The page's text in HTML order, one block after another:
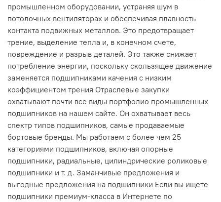
промышленном оборудовании, устраняя шум в
потолочных вентиляторах и обеспечивая плавность
контакта подвижных металлов. Это предотвращает
трение, выделение тепла и, в конечном счете,
повреждение и разрыв деталей. Это также снижает
потребление энергии, поскольку скользящее движение
заменяется подшипниками качения с низким
коэффициентом трения Отраслевые закупки
охватывают почти все виды портфолио промышленных
подшипников на нашем сайте. Он охватывает весь
спектр типов подшипников, самые продаваемые
бортовые бренды. Мы работаем с более чем 25
категориями подшипников, включая опорные
подшипники, радиальные, цилиндрические роликовые
подшипники и т. д. Заманчивые предложения и
выгодные предложения на подшипники Если вы ищете
подшипники премиум-класса в Интернете по